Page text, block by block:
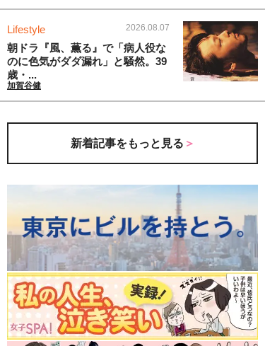
Lifestyle 2026.08.07
朝ドラ『風、薫る』で「病人役な
のに色気がダダ漏れ」と騒然。39
歳・...
加賀谷健
新着記事をもっと見る